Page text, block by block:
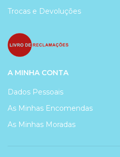
Trocas e Devoluções
A MINHA CONTA
Dados Pessoais
As Minhas Encomendas
As Minhas Moradas